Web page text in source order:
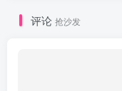
评论 抢沙发